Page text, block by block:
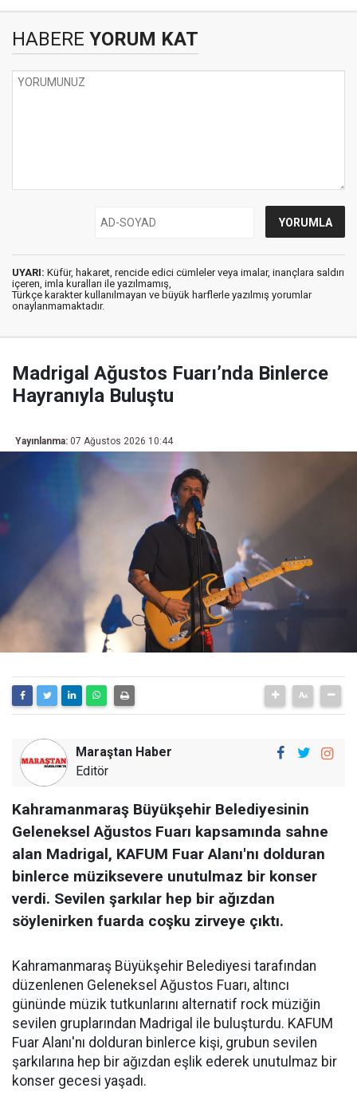
HABERE YORUM KAT
UYARI: Küfür, hakaret, rencide edici cümleler veya imalar, inançlara saldırı
içeren, imla kuralları ile yazılmamış,
Türkçe karakter kullanılmayan ve büyük harflerle yazılmış yorumlar
onaylanmamaktadır.
Madrigal Ağustos Fuarı’nda Binlerce
Hayranıyla Buluştu
Yayınlanma: 07 Ağustos 2026 10:44
Maraştan Haber
Editör
Kahramanmaraş Büyükşehir Belediyesinin
Geleneksel Ağustos Fuarı kapsamında sahne
alan Madrigal, KAFUM Fuar Alanı'nı dolduran
binlerce müziksevere unutulmaz bir konser
verdi. Sevilen şarkılar hep bir ağızdan
söylenirken fuarda coşku zirveye çıktı.
Kahramanmaraş Büyükşehir Belediyesi tarafından
düzenlenen Geleneksel Ağustos Fuarı, altıncı
gününde müzik tutkunlarını alternatif rock müziğin
sevilen gruplarından Madrigal ile buluşturdu. KAFUM
Fuar Alanı'nı dolduran binlerce kişi, grubun sevilen
şarkılarına hep bir ağızdan eşlik ederek unutulmaz bir
konser gecesi yaşadı.